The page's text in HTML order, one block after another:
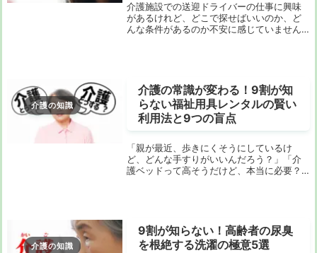
介護施設での送迎ドライバーの仕事に興味
があるけれど、どこで探せばいいのか、ど
んな条件があるのか不安に感じていません
介護の知識
介護の常識が変わる！9割が知
らない福祉用具レンタルの賢い
利用法と9つの盲点
「親が最近、歩きにくそうにしているけ
ど、どんな手すりがいいんだろう？」「介
護ベッドって高そうだけど、本当に必要？
介護の知識
9割が知らない！高齢者の尿臭
を根絶する洗濯の極意5選